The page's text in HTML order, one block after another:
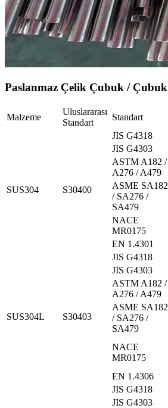
Paslanmaz Çelik Çubuk / Çubuk
Malzeme
Uluslararası
Standart
Standart
SUS304 S30400
JIS G4318
JIS G4303
ASTM A182 /
A276 / A479
ASME SA182
/ SA276 /
SA479
NACE
MR0175
EN 1.4301
SUS304L S30403
JIS G4318
JIS G4303
ASTM A182 /
A276 / A479
ASME SA182
/ SA276 /
SA479
NACE
MR0175
EN 1.4306
JIS G4318
JIS G4303